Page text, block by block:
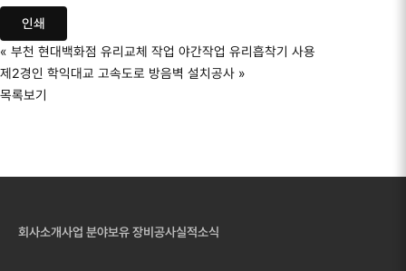
인쇄
« 부천 현대백화점 유리교체 작업 야간작업 유리흡착기 사용
제2경인 학익대교 고속도로 방음벽 설치공사 »
목록보기
회사소개사업 분야보유 장비 공사실적소식